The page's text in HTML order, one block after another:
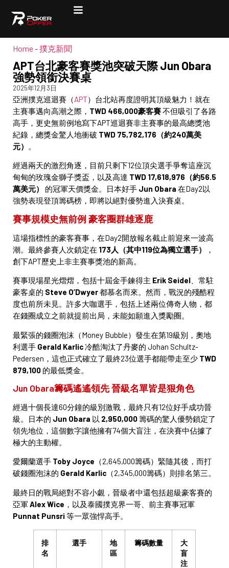
Home-撲克新聞
APT台北豪客賽獎池突破天際 Jun Obara
強勢領銜決賽桌
2025年12月3日
亞洲撲克巡迴賽（APT）台北站再度證明其頂級魅力！就在
主賽事邁向高潮之際， TWD 466,000豪客賽不但吸引了各路
高手，更史無前例地寫下APT巡迴賽非主賽事的最高總獎池
紀錄，總獎金驚人地衝破 TWD 75,782,176（約240萬美
元）
。
經過兩天的激烈角逐，目前只剩下12位頂尖選手爭奪這座沉
甸甸的玫瑰金獅子獎盃，以及高達 TWD 17,618,976（約56.5
萬美元）
的冠軍天價獎金。日本好手 Jun Obara 在Day2以
強勢表現登頂籌碼榜，即將以絕對優勢進入決賽桌。
賽事規模史無前例 豪客圈群雄逐鹿
這場指標性的豪客賽事，在Day2開放報名截止前迎來一波高
潮。最終參賽人次鎖定在 173人（其中119位為獨立選手）
，
創下APT歷史上非主賽事獎池的新高。
賽事現場星光熠熠，包括十屆金手鍊得主 Erik Seidel 、常駐
豪客桌的 Steve O’Dwyer都慕名而來。然而，戰況的殘酷程
度也前所未見。許多大咖選手，包括上述兩位傳奇人物，都
在錢圈成立之前就提前出局，未能如願進入獎勵圈。
最緊張的錢圈泡沫（Money Bubble）發生在第19級別，奧地
利選手 Gerald Karlic冷酷淘汰了丹麥的 Johan Schultz-
Pedersen，這也正式確立了最終23位選手都能帶走至少 TWD
879,100 的最低獎金。
Jun Obara籌碼遙遙領先 晉級名單皆是狠角色
經過十個長達60分鐘的級別激戰，最終只有12位好手成功晉
級。日本的 Jun Obara 以 2,950,000籌碼的驚人優勢鎖定了
領先地位，這個數字讓他擁有74個大盲注，在決賽中佔據了
極大的主動權。
愛爾蘭選手 Toby Joyce （2,645,000籌碼）緊隨其後，而打
破錢圈泡沫的 Gerald Karlic （2,345,000籌碼）則排名第三。
最終日的戰局絕對不容小覷，晉級者中還包括超級豪客賽的
亞軍Alex Wice ，以及泰國撲克界一哥、前主賽事冠軍
Punnat Punsri等一眾強悍高手。
排
名
選手
地
區
籌碼數量
大
盲
注